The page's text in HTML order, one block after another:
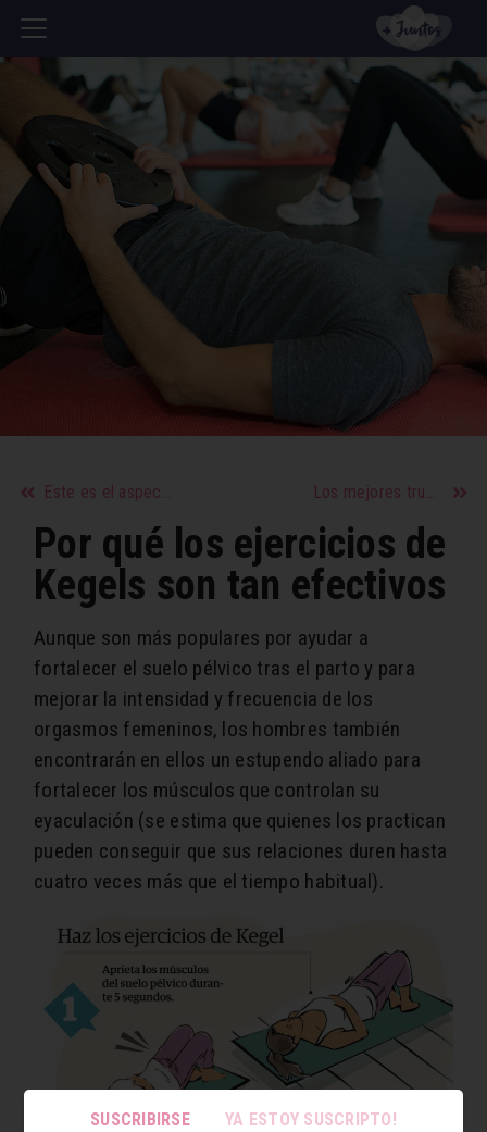
Este es el aspecto más negativo de cada uno de los signos del zodiaco Los mejores trucos para cuidar tus manos
Por qué los ejercicios de
Kegels son tan efectivos
Aunque son más populares por ayudar a
fortalecer el suelo pélvico tras el parto y para
mejorar la intensidad y frecuencia de los
orgasmos femeninos, los hombres también
encontrarán en ellos un estupendo aliado para
fortalecer los músculos que controlan su
eyaculación (se estima que quienes los practican
pueden conseguir que sus relaciones duren hasta
cuatro veces más que el tiempo habitual).
SUSCRIBIRSE YA ESTOY SUSCRIPTO!